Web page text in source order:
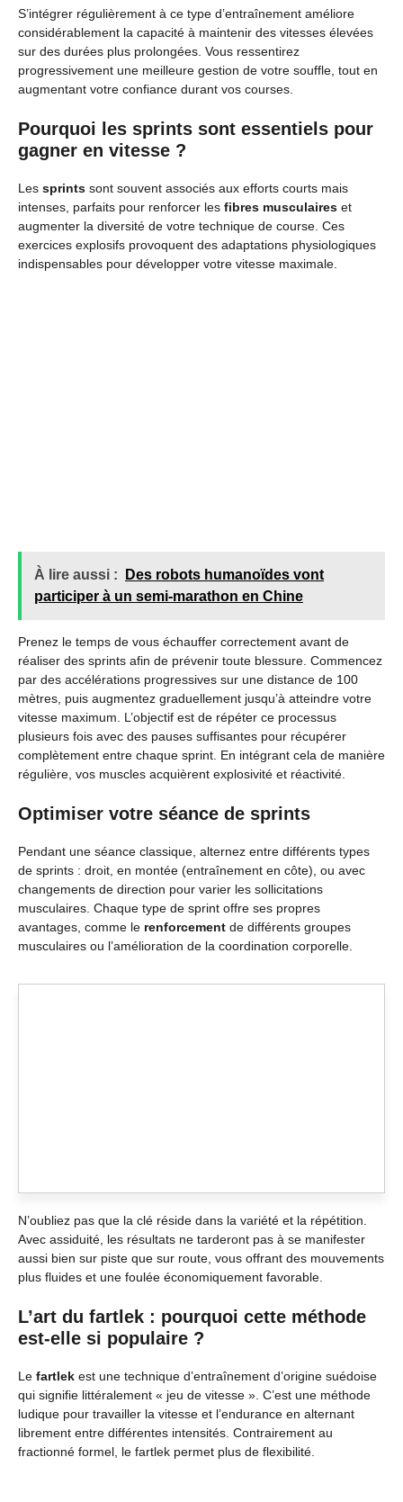
S’intégrer régulièrement à ce type d’entraînement améliore
considérablement la capacité à maintenir des vitesses élevées
sur des durées plus prolongées. Vous ressentirez
progressivement une meilleure gestion de votre souffle, tout en
augmentant votre confiance durant vos courses.
Pourquoi les sprints sont essentiels pour
gagner en vitesse ?
Les sprints sont souvent associés aux efforts courts mais
intenses, parfaits pour renforcer les fibres musculaires et
augmenter la diversité de votre technique de course. Ces
exercices explosifs provoquent des adaptations physiologiques
indispensables pour développer votre vitesse maximale.
À lire aussi :
Des robots humanoïdes vont
participer à un semi-marathon en Chine
Prenez le temps de vous échauffer correctement avant de
réaliser des sprints afin de prévenir toute blessure. Commencez
par des accélérations progressives sur une distance de 100
mètres, puis augmentez graduellement jusqu’à atteindre votre
vitesse maximum. L’objectif est de répéter ce processus
plusieurs fois avec des pauses suffisantes pour récupérer
complètement entre chaque sprint. En intégrant cela de manière
régulière, vos muscles acquièrent explosivité et réactivité.
Optimiser votre séance de sprints
Pendant une séance classique, alternez entre différents types
de sprints : droit, en montée (entraînement en côte), ou avec
changements de direction pour varier les sollicitations
musculaires. Chaque type de sprint offre ses propres
avantages, comme le renforcement de différents groupes
musculaires ou l’amélioration de la coordination corporelle.
N’oubliez pas que la clé réside dans la variété et la répétition.
Avec assiduité, les résultats ne tarderont pas à se manifester
aussi bien sur piste que sur route, vous offrant des mouvements
plus fluides et une foulée économiquement favorable.
L’art du fartlek : pourquoi cette méthode
est-elle si populaire ?
Le fartlek est une technique d’entraînement d’origine suédoise
qui signifie littéralement « jeu de vitesse ». C’est une méthode
ludique pour travailler la vitesse et l’endurance en alternant
librement entre différentes intensités. Contrairement au
fractionné formel, le fartlek permet plus de flexibilité.